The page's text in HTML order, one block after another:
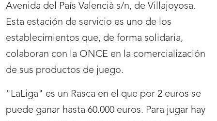
Avenida del País Valencià s/n, de Villajoyosa.
Esta estación de servicio es uno de los
establecimientos que, de forma solidaria,
colaboran con la ONCE en la comercialización
de sus productos de juego.
"LaLiga" es un Rasca en el que por 2 euros se
puede ganar hasta 60.000 euros. Para jugar hay